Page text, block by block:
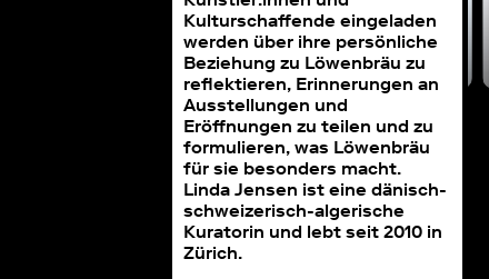
Kulturschaffende eingeladen
werden über ihre persönliche
Beziehung zu Löwenbräu zu
reflektieren, Erinnerungen an
Ausstellungen und
Eröffnungen zu teilen und zu
formulieren, was Löwenbräu
für sie besonders macht.
Linda Jensen ist eine dänisch-
schweizerisch-algerische
Kuratorin und lebt seit 2010 in
Zürich.